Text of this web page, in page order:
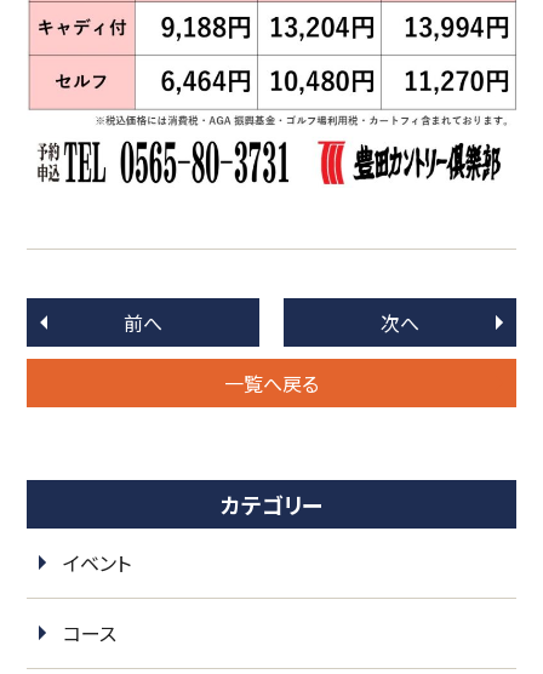
前へ
一覧へ戻る
次へ
カテゴリー
イベント
コース